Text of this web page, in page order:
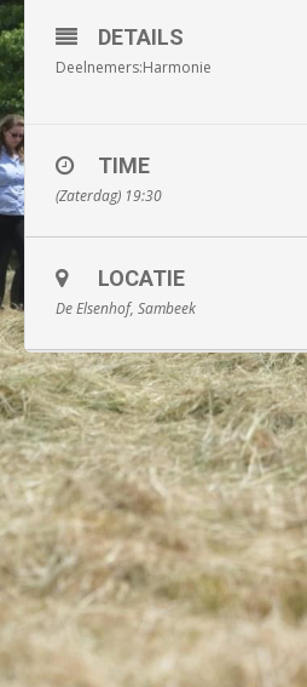
DETAILS
Deelnemers:Harmonie
TIME
(Zaterdag) 19:30
LOCATIE
De Elsenhof, Sambeek